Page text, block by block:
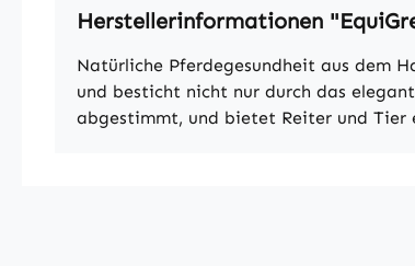
Herstellerinformationen
Natürliche Pferdegesundheit aus dem
und besticht nicht nur durch das
abgestimmt, und bietet Reiter und Tier